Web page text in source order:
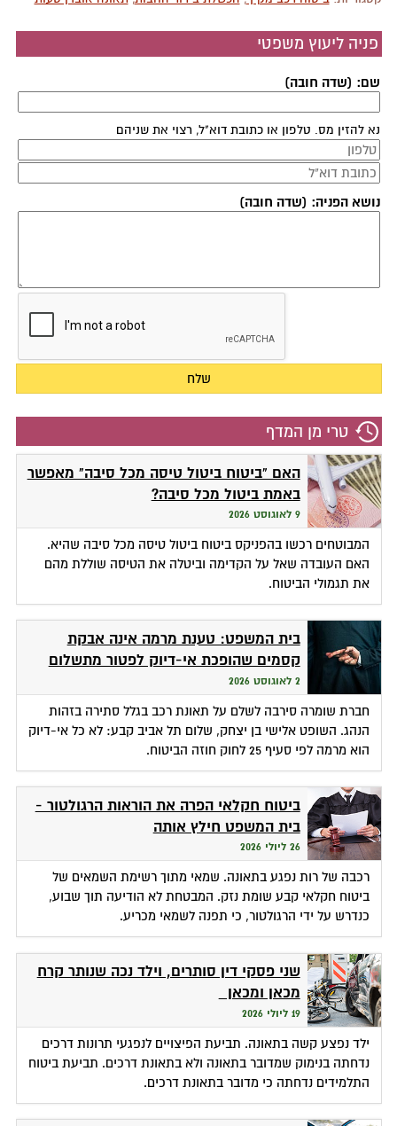
פניה ליעוץ משפטי
שם: (שדה חובה)
נא להזין מס. טלפון או כתובת דוא"ל, רצוי את שניהם
נושא הפניה: (שדה חובה)
טרי מן המדף
האם "ביטוח ביטול טיסה מכל סיבה" מאפשר
באמת ביטול מכל סיבה?
9 לאוגוסט 2026
המבוטחים רכשו בהפניקס ביטוח ביטול טיסה מכל סיבה שהיא.
האם העובדה שאל על הקדימה וביטלה את הטיסה שוללת מהם
את תגמולי הביטוח.
בית המשפט: טענת מרמה אינה אבקת
קסמים שהופכת אי-דיוק לפטור מתשלום
2 לאוגוסט 2026
חברת שומרה סירבה לשלם על תאונת רכב בגלל סתירה בזהות
הנהג. השופט אלישי בן יצחק, שלום תל אביב קבע: לא כל אי-דיוק
הוא מרמה לפי סעיף 25 לחוק חוזה הביטוח.
ביטוח חקלאי הפרה את הוראות הרגולטור -
בית המשפט חילץ אותה
26 ליולי 2026
רכבה של רות נפגע בתאונה. שמאי מתוך רשימת השמאים של
ביטוח חקלאי קבע שומת נזק. המבטחת לא הודיעה תוך שבוע,
כנדרש על ידי הרגולטור, כי תפנה לשמאי מכריע.
שני פסקי דין סותרים, וילד נכה שנותר קרח
מכאן ומכאן
19 ליולי 2026
ילד נפצע קשה בתאונה. תביעת הפיצויים לנפגעי תרונות דרכים
נדחתה בנימוק שמדובר בתאונה ולא בתאונת דרכים. תביעת ביטוח
התלמידים נדחתה כי מדובר בתאונת דרכים.